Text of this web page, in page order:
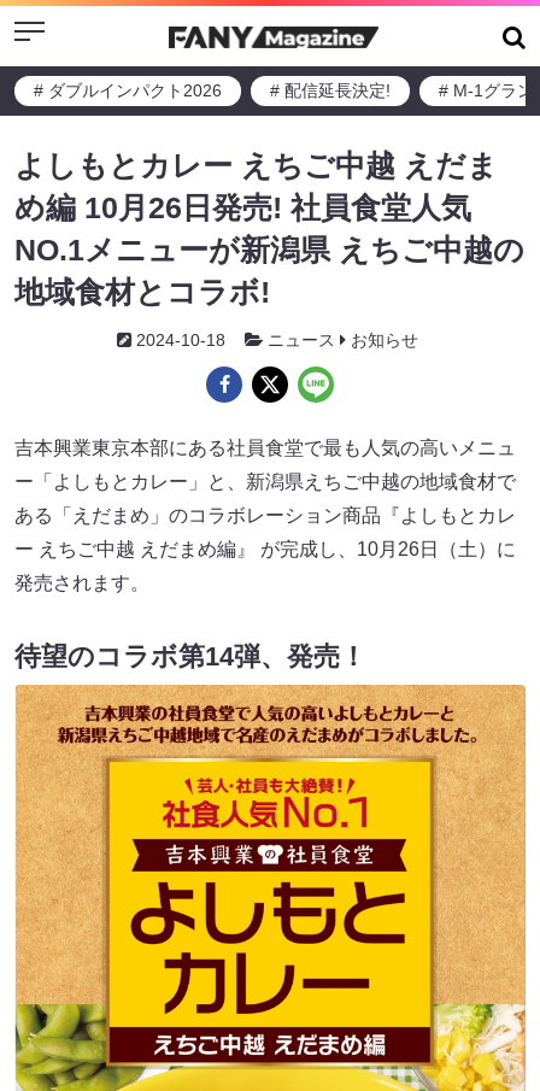
Menu
# ダブルインパクト2026 # 配信延長決定! # M-1グラン
よしもとカレー えちご中越 えだま
め編 10月26日発売! 社員食堂人気
NO.1メニューが新潟県 えちご中越の
地域食材とコラボ!
2024-10-18 ニュース お知らせ
吉本興業東京本部にある社員食堂で最も人気の高いメニュ
ー「よしもとカレー」と、新潟県えちご中越の地域食材で
ある「えだまめ」のコラボレーション商品『よしもとカレ
ー えちご中越 えだまめ編』 が完成し、10月26日（土）に
発売されます。
待望のコラボ第14弾、発売！